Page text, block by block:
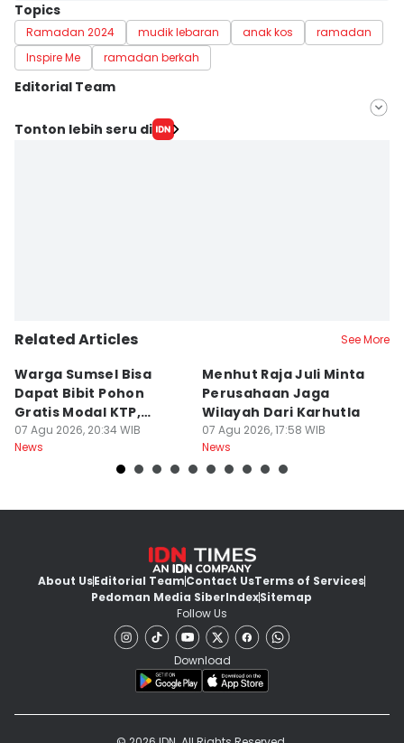
Topics
Ramadan 2024 mudik lebaran anak kos
ramadan
Inspire Me
ramadan berkah
Editorial Team
Editor
Tonton lebih seru di
Related Articles See More
Warga Sumsel Bisa
Dapat Bibit Pohon
Gratis Modal KTP,
Menhut Beberkan
Caranya
07 Agu 2026, 20:34 WIB
News
Menhut Raja Juli Minta
Perusahaan Jaga
Wilayah Dari Karhutla
07 Agu 2026, 17:58 WIB
News
About UsEditorial TeamContact UsTerms of Services
Pedoman Media SiberIndexSitemap
Follow Us
Download